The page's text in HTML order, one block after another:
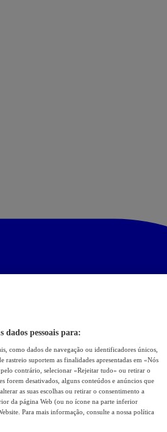
dados pessoais para:
como dados de navegação ou identificadores únicos,
suportem as finalidades apresentadas em «Nós
pelo contrário, selecionar «Rejeitar tudo» ou retirar o
forem desativados, alguns conteúdos e anúncios que
as suas escolhas ou retirar o consentimento a
da página Web (ou no ícone na parte inferior
Para mais informação, consulte a nossa política